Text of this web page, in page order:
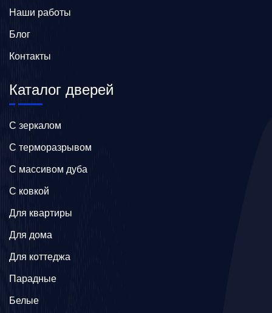
Наши работы
Блог
Контакты
Каталог дверей
C зеркалом
C терморазрывом
C массивом дуба
C ковкой
Для квартиры
Для дома
Для коттеджа
Парадные
Белые